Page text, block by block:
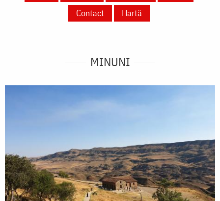
Contact
Hartă
MINUNI